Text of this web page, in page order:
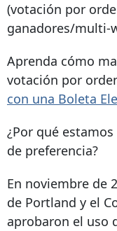
(votación por
ganadores/multi-
Aprenda cómo
votación por
con una Boleta
¿Por qué
de preferencia?
En noviembre de
de Portland y el
aprobaron el uso